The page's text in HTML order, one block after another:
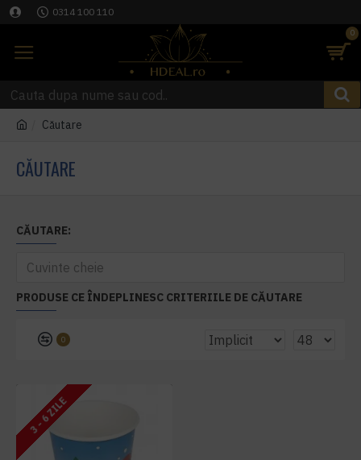
0314 100 110
0
Căutare
CĂUTARE
CĂUTARE:
PRODUSE CE ÎNDEPLINESC CRITERIILE DE CĂUTARE
0
3 - 6 ZILE